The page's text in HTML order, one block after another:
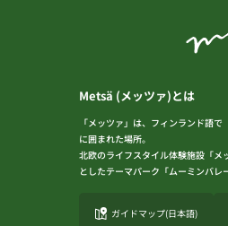
Metsä (メッツァ)とは
「メッツァ」は、フィンランド語
に囲まれた場所。
北欧のライフスタイル体験施設「メ
としたテーマパーク「ムーミンバレ
ガイドマップ(日本語)